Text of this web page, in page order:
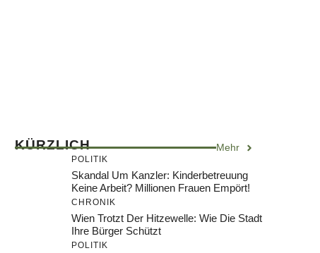
KÜRZLICH Mehr
POLITIK
Skandal Um Kanzler: Kinderbetreuung
Keine Arbeit? Millionen Frauen Empört!
CHRONIK
Wien Trotzt Der Hitzewelle: Wie Die Stadt
Ihre Bürger Schützt
POLITIK